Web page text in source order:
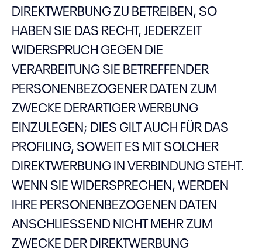
DIREKTWERBUNG ZU BETREIBEN, SO
HABEN SIE DAS RECHT, JEDERZEIT
WIDERSPRUCH GEGEN DIE
VERARBEITUNG SIE BETREFFENDER
PERSONENBEZOGENER DATEN ZUM
ZWECKE DERARTIGER WERBUNG
EINZULEGEN; DIES GILT AUCH FÜR DAS
PROFILING, SOWEIT ES MIT SOLCHER
DIREKTWERBUNG IN VERBINDUNG STEHT.
WENN SIE WIDERSPRECHEN, WERDEN
IHRE PERSONENBEZOGENEN DATEN
ANSCHLIESSEND NICHT MEHR ZUM
ZWECKE DER DIREKTWERBUNG